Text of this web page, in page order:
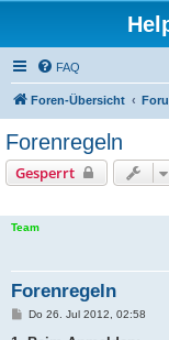
FAQ
Foren-Übersicht
Forenregeln
Gesperrt
Team
Forenregeln
BDo 26. Jul 2012, 02:58